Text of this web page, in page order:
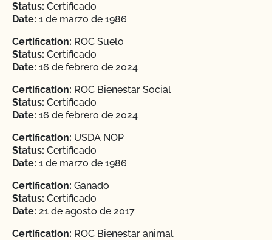
Status: Certificado
Date: 1 de marzo de 1986
Certification: ROC Suelo
Status: Certificado
Date: 16 de febrero de 2024
Certification: ROC Bienestar Social
Status: Certificado
Date: 16 de febrero de 2024
Certification: USDA NOP
Status: Certificado
Date: 1 de marzo de 1986
Certification: Ganado
Status: Certificado
Date: 21 de agosto de 2017
Certification: ROC Bienestar animal